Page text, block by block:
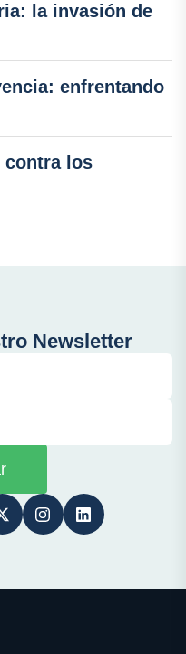
la invasión de
enfrentando
contra los
Newsletter